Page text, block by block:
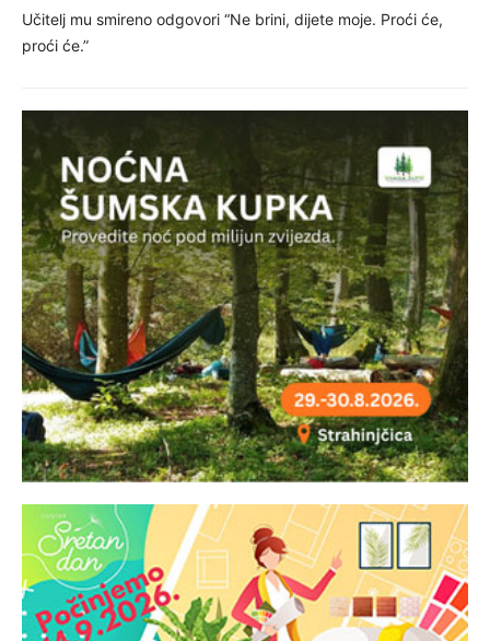
Učitelj mu smireno odgovori “Ne brini, dijete moje. Proći će,
proći će.”